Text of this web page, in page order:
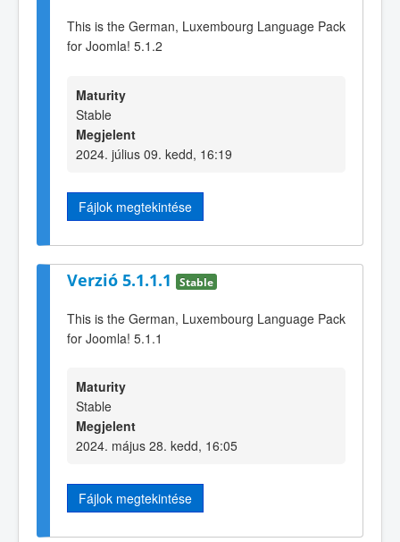
This is the German, Luxembourg Language Pack
for Joomla! 5.1.2
Maturity
Stable
Megjelent
2024. július 09. kedd, 16:19
Fájlok megtekintése
Verzió 5.1.1.1 Stable
This is the German, Luxembourg Language Pack
for Joomla! 5.1.1
Maturity
Stable
Megjelent
2024. május 28. kedd, 16:05
Fájlok megtekintése